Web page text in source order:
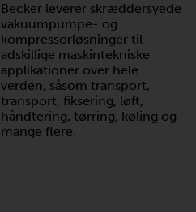
Becker leverer skræddersyede
vakuumpumpe- og
kompressorløsninger til
adskillige maskintekniske
applikationer over hele
verden, såsom transport,
transport, fiksering, løft,
håndtering, tørring, køling og
mange flere.